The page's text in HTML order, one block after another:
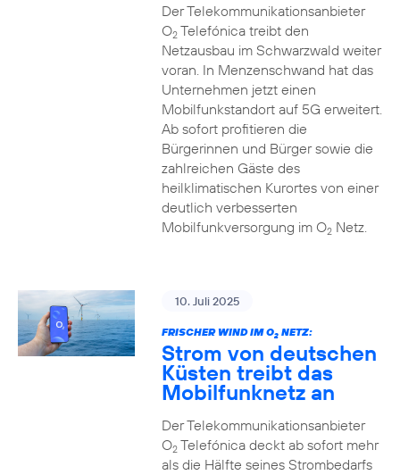
Der Telekommunikationsanbieter
O2Telefónica treibt den
Netzausbau im Schwarzwald weiter
voran. In Menzenschwand hat das
Unternehmen jetzt einen
Mobilfunkstandort auf 5G erweitert.
Ab sofort profitieren die
Bürgerinnen und Bürger sowie die
zahlreichen Gäste des
heilklimatischen Kurortes von einer
deutlich verbesserten
Mobilfunkversorgung im O2Netz.
10. Juli 2025
FRISCHER WIND IM O2NETZ:
Strom von deutschen
Küsten treibt das
Mobilfunknetz an
Der Telekommunikationsanbieter
O2Telefónica deckt ab sofort mehr
als die Hälfte seines Strombedarfs